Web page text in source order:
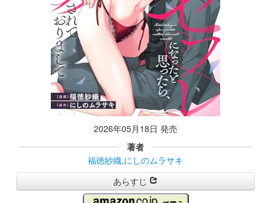
2026年05月18日 発売
著者
福徳紗織,にしのムラサキ
あらすじ